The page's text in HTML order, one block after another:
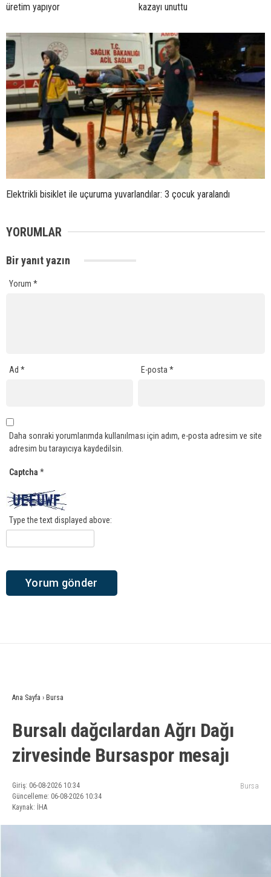
üretim yapıyor
kazayı unuttu
Elektrikli bisiklet ile uçuruma yuvarlandılar: 3 çocuk yaralandı
YORUMLAR
Bir yanıt yazın
Yorum *
Ad * E-posta*
Daha sonraki yorumlarımda kullanılması için adım, e-posta adresim ve site
adresim bu tarayıcıya kaydedilsin.
Captcha *
Type the text displayed above:
Ana Sayfa › Bursa
Bursalı dağcılardan Ağrı Dağı
zirvesinde Bursaspor mesajı
Giriş: 06-08-2026 10:34
Güncelleme: 06-08-2026 10:34
Kaynak: İHA
Bursa